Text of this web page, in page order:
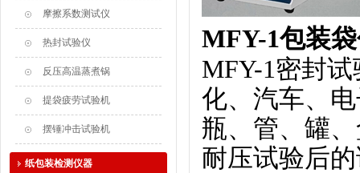
MFY-1包装
MFY-1密封试
化、汽车、
瓶、管、罐
耐压试验后
摩擦系数测试仪
热封试验仪
反压高温蒸煮锅
提袋疲劳试验机
摆锤冲击试验机
纸包装检测仪器